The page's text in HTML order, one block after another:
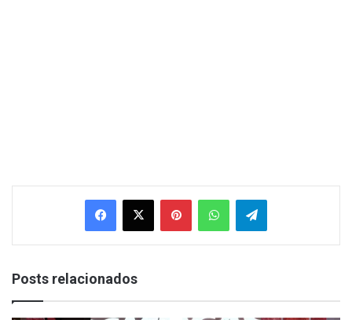
Facebook
X PinterestWhatsAppTelegram
Posts relacionados